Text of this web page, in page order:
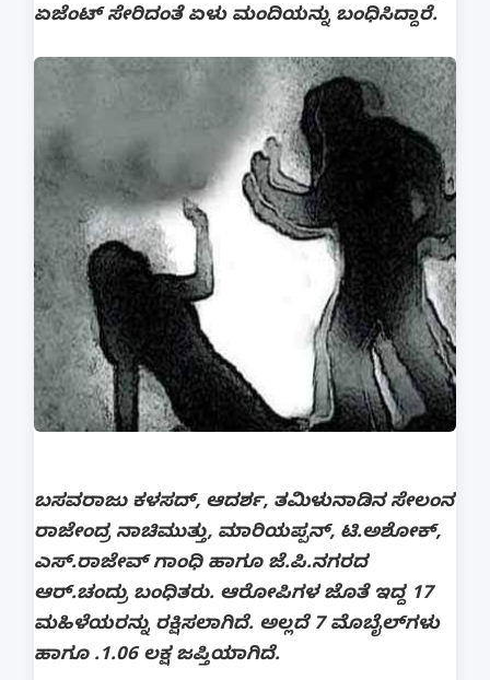
ಏಜೆಂಟ್‌ ಸೇರಿದಂತೆ ಏಳು ಮಂದಿಯನ್ನು ಬಂಧಿಸಿದ್ದಾರೆ.
ಬಸವರಾಜು ಕಳಸದ್‌, ಆದರ್ಶ, ತಮಿಳುನಾಡಿನ ಸೇಲಂನ
ರಾಜೇಂದ್ರ ನಾಚಿಮುತ್ತು, ಮಾರಿಯಪ್ಪನ್‌, ಟಿ.ಅಶೋಕ್‌,
ಎಸ್‌.ರಾಜೇವ್‌ ಗಾಂಧಿ ಹಾಗೂ ಜೆ.ಪಿ.ನಗರದ
ಆರ್‌.ಚಂದ್ರು ಬಂಧಿತರು. ಆರೋಪಿಗಳ ಜೊತೆ ಇದ್ದ 17
ಮಹಿಳೆಯರನ್ನು ರಕ್ಷಿಸಲಾಗಿದೆ. ಅಲ್ಲದೆ 7 ಮೊಬೈಲ್‌ಗಳು
ಹಾಗೂ .1.06 ಲಕ್ಷ ಜಪ್ತಿಯಾಗಿದೆ.